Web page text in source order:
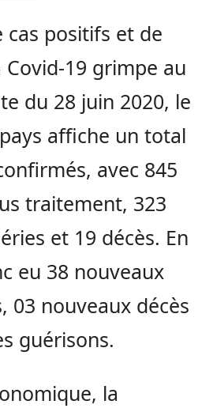
cas positifs et de
Covid-19 grimpe au
du 28 juin 2020, le
affiche un total
avec 845
traitement, 323
et 19 décès. En
eu 38 nouveaux
03 nouveaux décès
guérisons.
la